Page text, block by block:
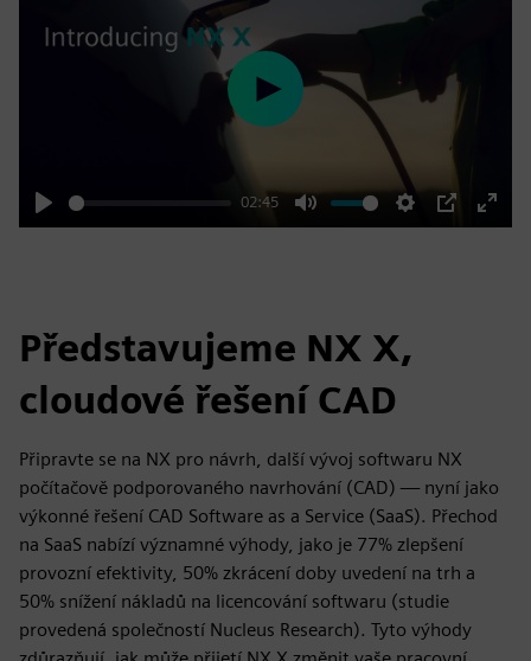
Play
02:45
Mute Settings
PIP
Enter
Play
Představujeme NX X,
cloudové řešení CAD
Připravte se na NX pro návrh, další vývoj softwaru NX
počítačově podporovaného navrhování (CAD) — nyní jako
výkonné řešení CAD Software as a Service (SaaS). Přechod
na SaaS nabízí významné výhody, jako je 77% zlepšení
provozní efektivity, 50% zkrácení doby uvedení na trh a
50% snížení nákladů na licencování softwaru (studie
provedená společností Nucleus Research). Tyto výhody